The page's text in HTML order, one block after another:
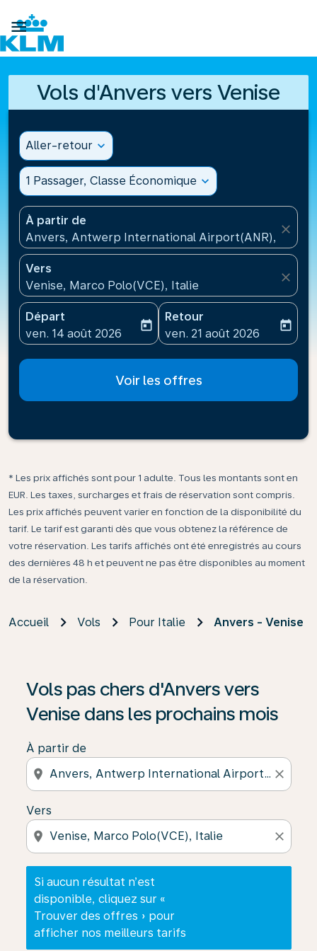

Vols d'Anvers vers Venise
Aller-retour expand_more
1 Passager, Classe Économique expand_more
À partir de
Anvers, Antwerp International Airport(ANR),
close
Vers
Venise, Marco Polo(VCE), Italie
close
Départ
fc-booking-departure-date-aria-label
ven. 14 août 2026
today
Retour
fc-booking-return-date-
ven. 21 août 2026
today
Voir les offres
* Les prix affichés sont pour 1 adulte. Tous les montants sont en
EUR. Les taxes, surcharges et frais de réservation sont compris.
Les prix affichés peuvent varier en fonction de la disponibilité du
tarif. Le tarif est garanti dès que vous obtenez la référence de
votre réservation. Les tarifs affichés ont été enregistrés au cours
des dernières 48 h et peuvent ne pas être disponibles au moment
de la réservation.
Accueil Vols Pour Italie Anvers - Venise
Vols pas chers d'Anvers vers
Venise dans les prochains mois
À partir de
location_on close
Vers
location_on close
Si aucun résultat n’est
disponible, cliquez sur «
Trouver des offres » pour
afficher nos meilleurs tarifs
Si aucun résultat n’est disponible, cliquez sur «